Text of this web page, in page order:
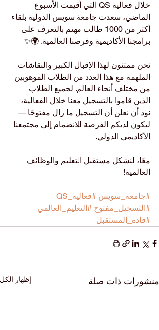
خلال فعالية QS التي أقيمت الأسبوع
الماضي، سعدت جامعة سويس الدولية بلقاء
أكثر من 1000 طالب مهتم بالتعرف على
برامجنا الأكاديمية وفرصنا العالمية. 🌍✨
نحن ممتنون لهذا الإقبال الكبير والنقاشات
الملهمة مع هذا العدد من الطلاب الموهوبين
من مختلف أنحاء العالم. لجميع الطلاب
الذين قاموا بالتسجيل معنا خلال الفعالية،
نود أن نعلن أن التسجيل ما زال مفتوحًا —
ليكون لديكم الفرصة للانضمام إلى مجتمعنا
الأكاديمي الدولي.
معًا، لنشكل مستقبل التعليم والوظائف
العالمية!
#جامعة_سويس #فعالية_QS
#التسجيل_مفتوح #التعليم_العالمي
#قادة_المستقبل
منشورات ذات صلة إظهار الكل